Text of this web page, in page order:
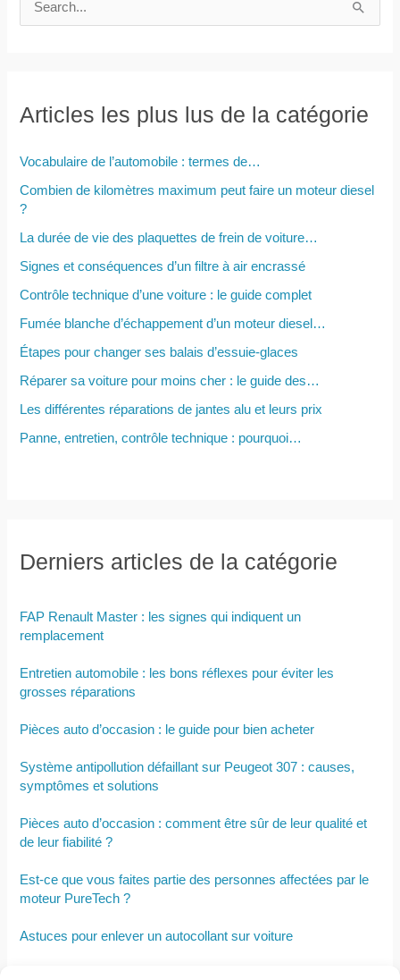
e
e
c
h
e
r
Articles les plus lus de la catégorie
Vocabulaire de l’automobile : termes de…
Combien de kilomètres maximum peut faire un moteur diesel
?
La durée de vie des plaquettes de frein de voiture…
Signes et conséquences d’un filtre à air encrassé
Contrôle technique d’une voiture : le guide complet
Fumée blanche d’échappement d’un moteur diesel…
Étapes pour changer ses balais d’essuie-glaces
Réparer sa voiture pour moins cher : le guide des…
Les différentes réparations de jantes alu et leurs prix
Panne, entretien, contrôle technique : pourquoi…
Derniers articles de la catégorie
FAP Renault Master : les signes qui indiquent un
remplacement
Entretien automobile : les bons réflexes pour éviter les
grosses réparations
Pièces auto d’occasion : le guide pour bien acheter
Système antipollution défaillant sur Peugeot 307 : causes,
symptômes et solutions
Pièces auto d’occasion : comment être sûr de leur qualité et
de leur fiabilité ?
Est-ce que vous faites partie des personnes affectées par le
moteur PureTech ?
Astuces pour enlever un autocollant sur voiture